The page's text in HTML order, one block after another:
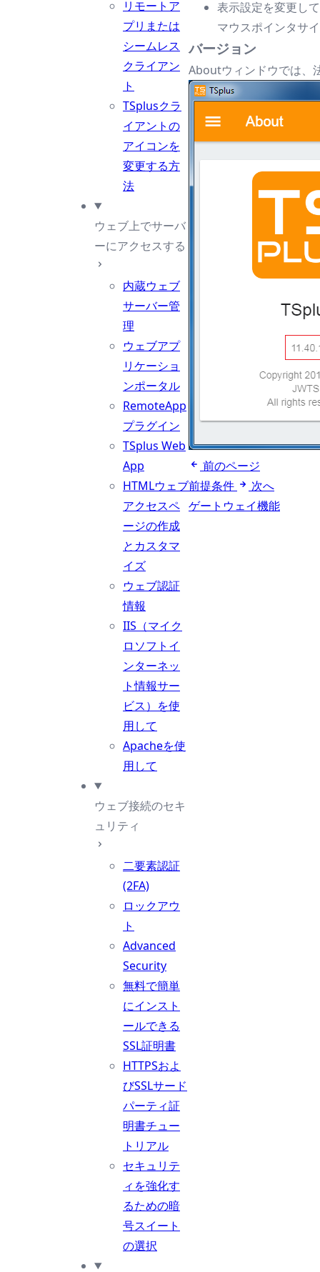
リモートア
プリまたは
シームレス
クライアン
ト
TSplusクラ
イアントの
アイコンを
変更する方
法
ウェブ上でサーバ
ーにアクセスする
内蔵ウェブ
サーバー管
理
ウェブアプ
リケーショ
ンポータル
RemoteApp
プラグイン
TSplus Web
App
HTMLウェブ
アクセスペ
ージの作成
とカスタマ
イズ
ウェブ認証
情報
IIS（マイク
ロソフトイ
ンターネッ
ト情報サー
ビス）を使
用して
Apacheを使
用して
ウェブ接続のセキ
ュリティ
二要素認証
(2FA)
ロックアウ
ト
Advanced
Security
無料で簡単
にインスト
ールできる
SSL証明書
HTTPSおよ
びSSLサード
パーティ証
明書チュー
トリアル
セキュリテ
ィを強化す
るための暗
号スイート
の選択
表示設定を変更し
マウスポインタサ
バージョン
Aboutウィンドウでは、
前のページ
前提条件
次へ
ゲートウェイ機能